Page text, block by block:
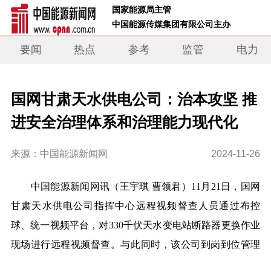
国家能源局主管
中国能源传媒集团有限公司主办
要闻 热点 参考 监管 电力
国网甘肃天水供电公司：治本攻坚 推
进安全治理体系和治理能力现代化
来源：中国能源新闻网 2024-11-26
中 国能源新闻网讯（王宇琪 曹领君） 11月21日，国网
甘肃天水供电公司指挥中心远程视频督查人员通过布控
球、统一视频平台，对330千伏天水变电站断路器更换作业
现场进行远程视频督查。与此同时，该公司到岗到位管理